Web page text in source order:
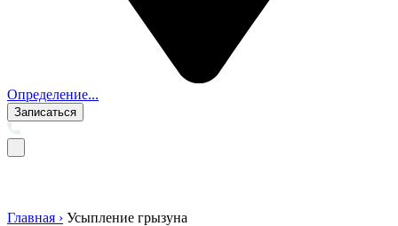
Определение...
Записаться
Главная › Усыпление грызуна